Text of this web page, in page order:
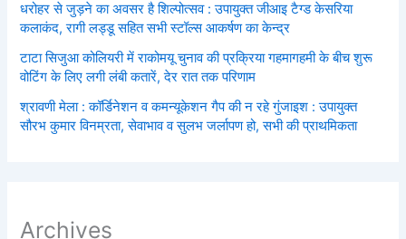
धरोहर से जुड़ने का अवसर है शिल्पोत्सव : उपायुक्त जीआइ टैग्ड केसरिया
कलाकंद, रागी लड्डू सहित सभी स्टॉल्स आकर्षण का केन्द्र
टाटा सिजुआ कोलियरी में राकोमयू चुनाव की प्रक्रिया गहमागहमी के बीच शुरू
वोटिंग के लिए लगी लंबी कतारें, देर रात तक परिणाम
श्रावणी मेला : कॉर्डिनेशन व कमन्यूकेशन गैप की न रहे गुंजाइश : उपायुक्त
सौरभ कुमार विनम्रता, सेवाभाव व सुलभ जर्लापण हो, सभी की प्राथमिकता
Archives